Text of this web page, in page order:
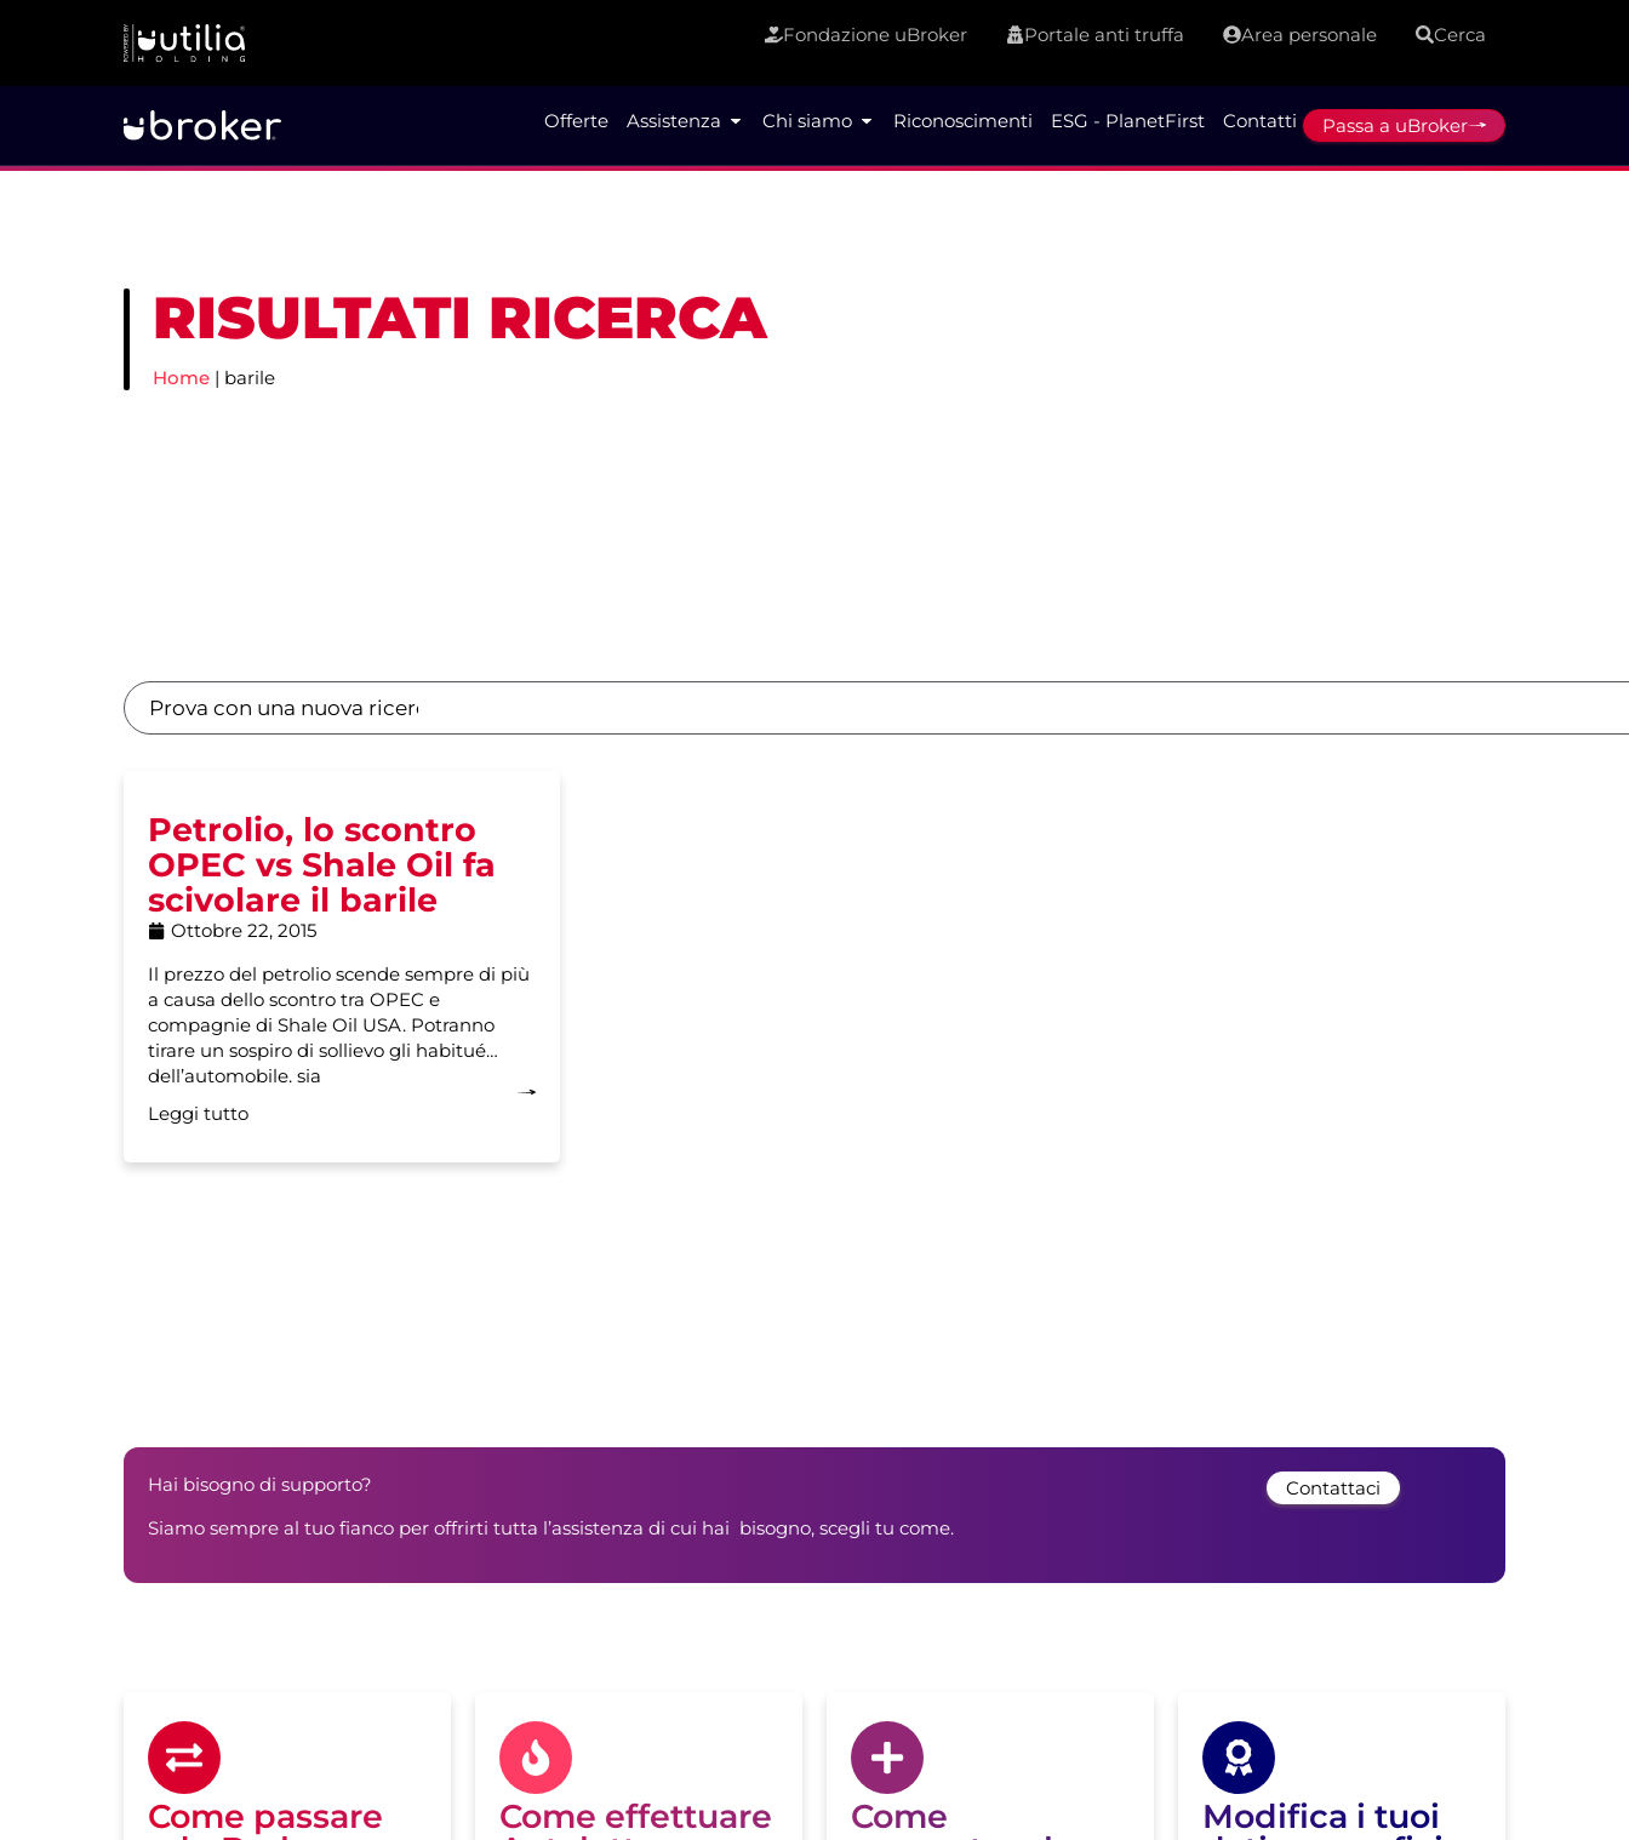
Fondazione uBroker Portale anti truffa Area personale Cerca
Offerte Assistenza Chi siamo Riconoscimenti ESG - PlanetFirst Contatti Passa a uBroker
RISULTATI RICERCA
Home | barile
Petrolio, lo scontro
OPEC vs Shale Oil fa
scivolare il barile
Ottobre 22, 2015
Il prezzo del petrolio scende sempre di più
a causa dello scontro tra OPEC e
compagnie di Shale Oil USA. Potranno
tirare un sospiro di sollievo gli habitué
dell’automobile, sia
Leggi tutto
Hai bisogno di supporto?
Siamo sempre al tuo fianco per offrirti tutta l’assistenza di cui hai bisogno, scegli tu come.
Contattaci
Come passare
Come effettuare
Come
Modifica i tuoi